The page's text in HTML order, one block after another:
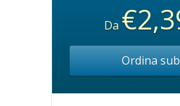
Da
Ordina